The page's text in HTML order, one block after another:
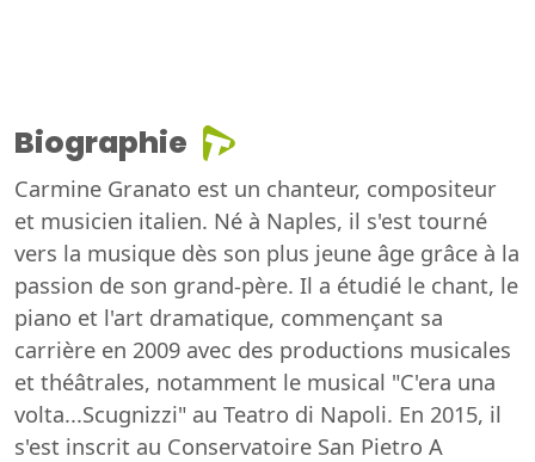
Biographie
Carmine Granato est un chanteur, compositeur
et musicien italien. Né à Naples, il s'est tourné
vers la musique dès son plus jeune âge grâce à la
passion de son grand-père. Il a étudié le chant, le
piano et l'art dramatique, commençant sa
carrière en 2009 avec des productions musicales
et théâtrales, notamment le musical "C'era una
volta...Scugnizzi" au Teatro di Napoli. En 2015, il
s'est inscrit au Conservatoire San Pietro A